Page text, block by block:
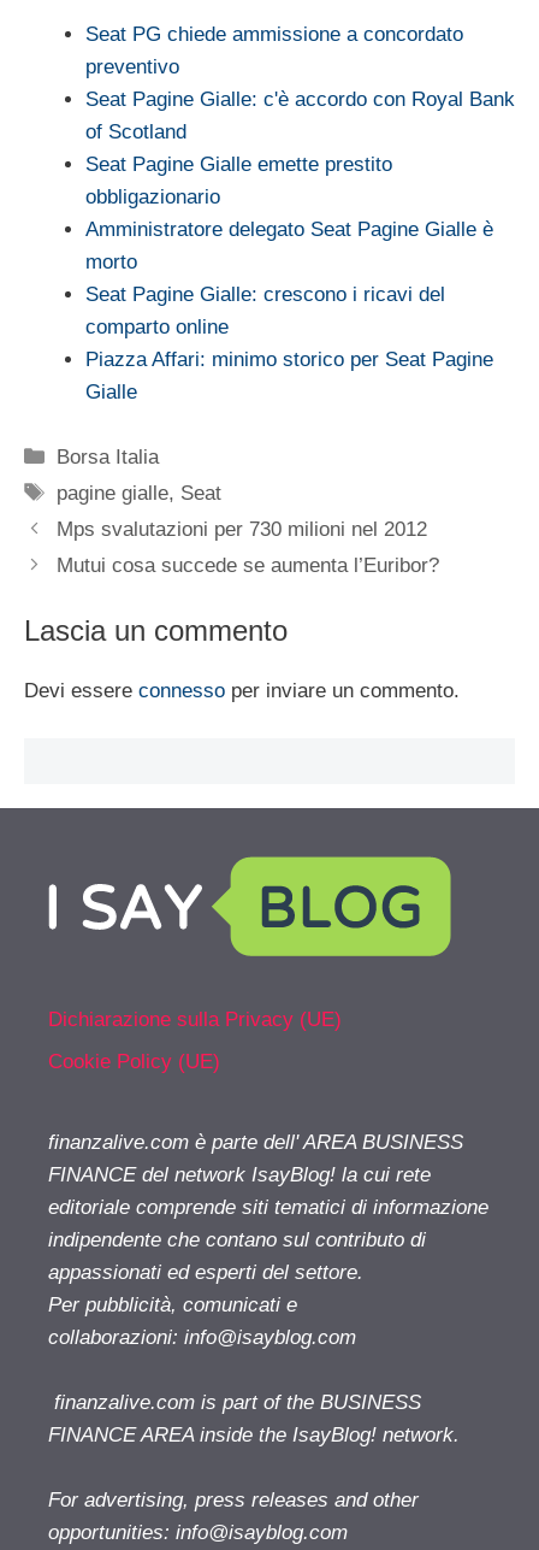
Seat PG chiede ammissione a concordato
preventivo
Seat Pagine Gialle: c'è accordo con Royal Bank
of Scotland
Seat Pagine Gialle emette prestito
obbligazionario
Amministratore delegato Seat Pagine Gialle è
morto
Seat Pagine Gialle: crescono i ricavi del
comparto online
Piazza Affari: minimo storico per Seat Pagine
Gialle
Categorie
Borsa Italia
Tag
pagine gialle, Seat
Mps svalutazioni per 730 milioni nel 2012
Mutui cosa succede se aumenta l’Euribor?
Lascia un commento
Devi essere connesso per inviare un commento.
Dichiarazione sulla Privacy (UE)
Cookie Policy (UE)
finanzalive.com è parte dell' AREA BUSINESS
FINANCE del network IsayBlog! la cui rete
editoriale comprende siti tematici di informazione
indipendente che contano sul contributo di
appassionati ed esperti del settore.
Per pubblicità, comunicati e
collaborazioni: info@isayblog.com
finanzalive.com is part of the BUSINESS
FINANCE AREA inside the IsayBlog! network.
For advertising, press releases and other
opportunities: info@isayblog.com